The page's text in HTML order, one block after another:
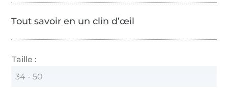
Tout savoir en un clin d’œil
Taille :
34 - 50